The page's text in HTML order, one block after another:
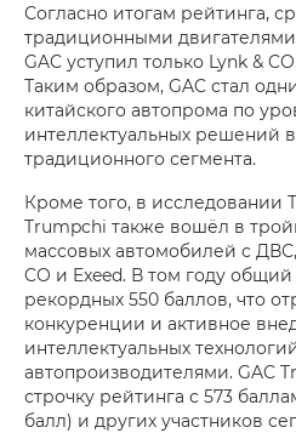
Согласно итогам рейтинга,
традиционными
GAC уступил только Lynk &
Таким образом, GAC стал
китайского автопрома по
интеллектуальных решений
традиционного сегмента.
Кроме того, в исследовании
Trumpchi также вошёл в
массовых автомобилей с
CO и Exeed. В том году общий
рекордных 550 баллов, что
конкуренции и активное
интеллектуальных
автопроизводителями. GAC
строчку рейтинга с 573
балл) и других участников